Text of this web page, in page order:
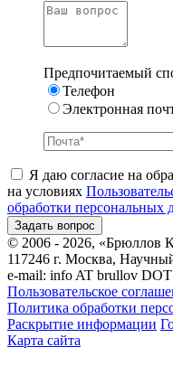
Предпочитаемый
Телефон
Электронная
Я даю согласие на
на условиях
обработки персональных
© 2006 - 2026, «Брюллов
117246 г. Москва,
e-mail: info AT brullov
Пользовательское
Политика обработки
Раскрытие информации
Карта сайта